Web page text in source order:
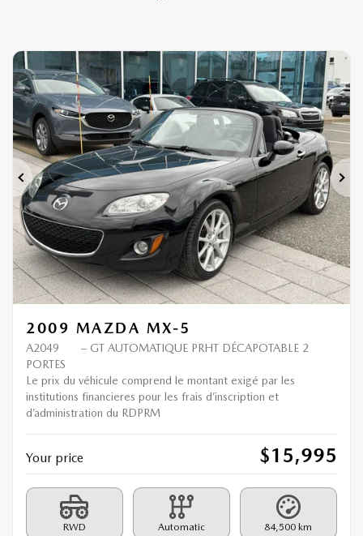
Previous
2009 MAZDA MX-5
A2049
– GT AUTOMATIQUE PRHT DÉCAPOTABLE 2
PORTES
Le prix du véhicule comprend le montant exigé par les
institutions financieres pour les frais d’inscription et
d’administration du RDPRM
Your price $15,995
RWD Automatic 84,500 km